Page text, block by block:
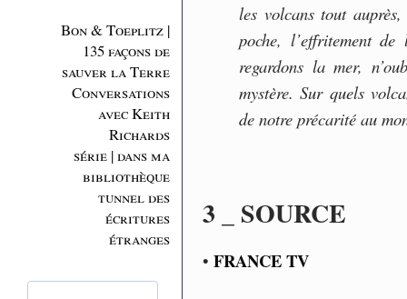
Bon & Toeplitz |
135 façons de
sauver la Terre
Conversations
avec Keith
Richards
série | dans ma
bibliothèque
tunnel des
écritures
étranges
les volcans tout
poche, l’effritement
regardons la mer,
mystère. Sur quels
de notre précarité au
3 _ SOURCE
•FRANCE TV